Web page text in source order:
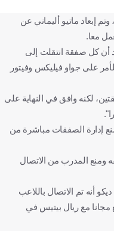
إبعاد ماتيو أليماني عن
معا.
أن كل صفقة انتقلت إلى
على جواو فيليكس وفيتور
لكنه وافق في النهاية على
إدارة الصفقات مباشرة من
ومنع المدرب من الاتصال
أنه تم الاتصال باللاعب
مجانا مع ريال بيتيس في